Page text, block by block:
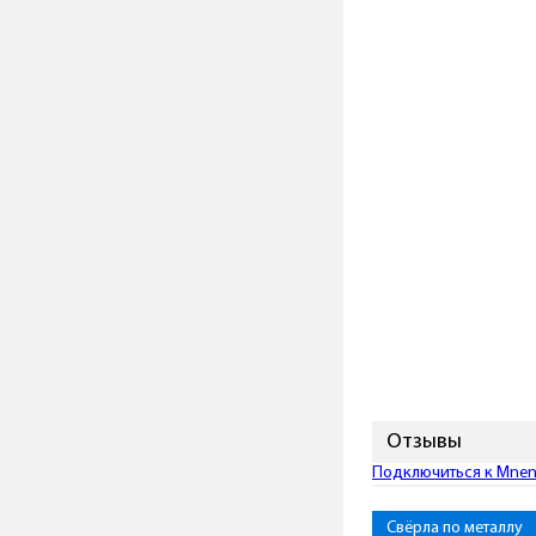
Отзывы
Подключиться к
Свёрла по металлу